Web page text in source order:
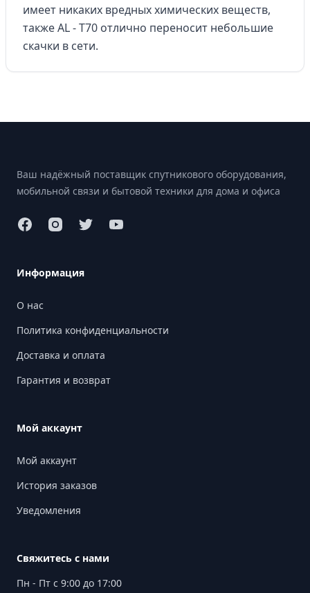
имеет никаких вредных химических веществ,
также AL - T70 отлично переносит небольшие
скачки в сети.
Ваш надёжный поставщик спутникового оборудования,
мобильной связи и бытовой техники для дома и офиса
Информация
О нас
Политика конфиденциальности
Доставка и оплата
Гарантия и возврат
Мой аккаунт
Мой аккаунт
История заказов
Уведомления
Свяжитесь с нами
Пн - Пт с 9:00 до 17:00